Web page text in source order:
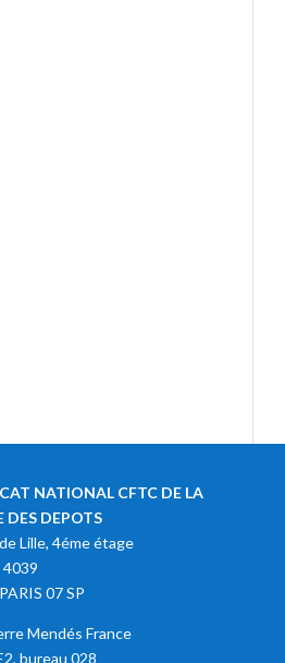
NATIONAL CFTC DE LA
DES DEPOTS
Lille, 4éme étage
07 SP
Mendés France
bureau 028